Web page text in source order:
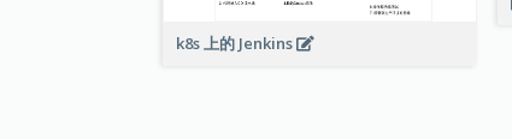
k8s 上的 Jenkins